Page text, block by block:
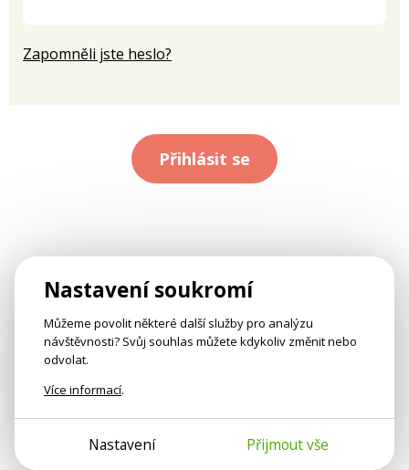
Zapomněli jste heslo?
Přihlásit se
Nastavení soukromí
Můžeme povolit některé další služby pro analýzu
návštěvnosti? Svůj souhlas můžete kdykoliv změnit nebo
odvolat.
Více informací.
Nastavení Přijmout vše